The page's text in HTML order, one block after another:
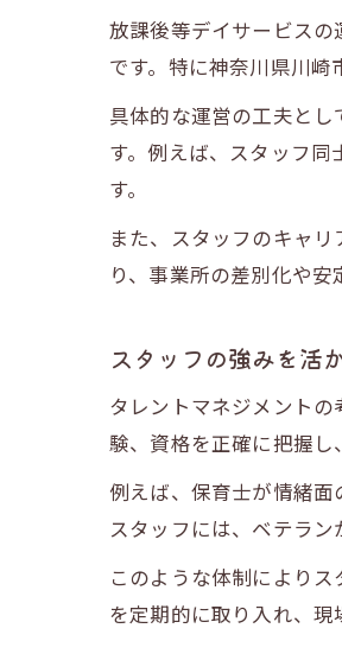
放課後等デイサービス
です。特に神奈川県川崎
具体的な運営の工夫と
す。例えば、スタッフ
す。
また、スタッフのキャ
り、事業所の差別化や安
スタッフの強みを活
タレントマネジメント
験、資格を正確に把握し
例えば、保育士が情緒
スタッフには、ベテラ
このような体制により
を定期的に取り入れ、現